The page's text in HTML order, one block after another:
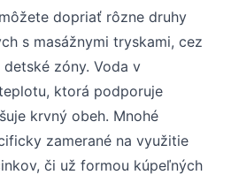
dopriať rôzne druhy
s masážnymi tryskami, cez
zóny. Voda v
ktorá podporuje
krvný obeh. Mnohé
zamerané na využitie
či už formou kúpeľných